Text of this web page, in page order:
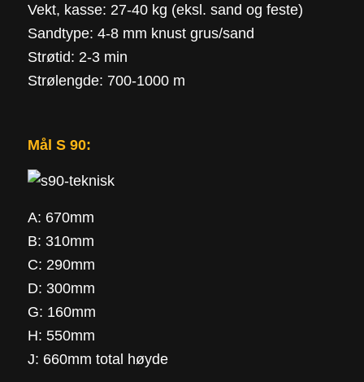
Vekt, kasse: 27-40 kg (eksl. sand og feste)
Sandtype: 4-8 mm knust grus/sand
Strøtid: 2-3 min
Strølengde: 700-1000 m
Mål S 90:
A: 670mm
B: 310mm
C: 290mm
D: 300mm
G: 160mm
H: 550mm
J: 660mm total høyde